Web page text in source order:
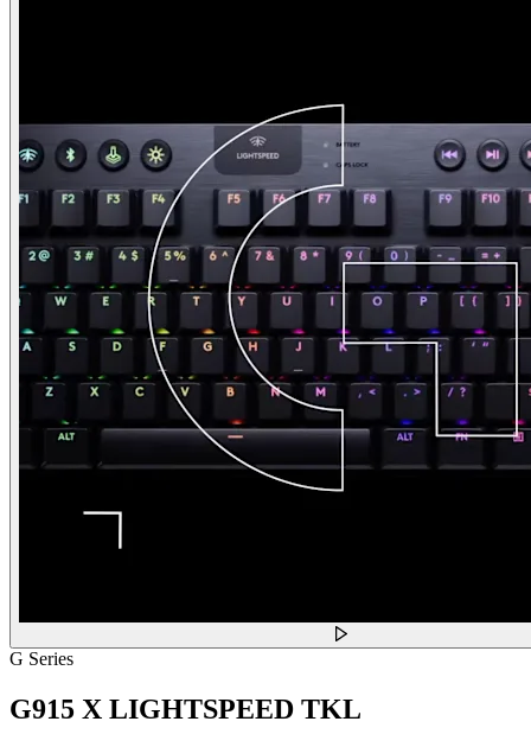
G Series
G915 X LIGHTSPEED TKL